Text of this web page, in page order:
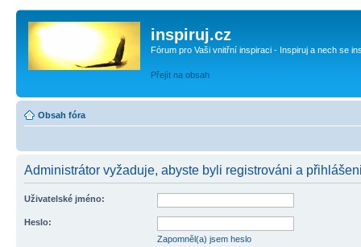
inspiruj.cz
Fórum pro Vaši vnitřní inspiraci - Inspiruj a nech se
Přejít na obsah
Obsah fóra
Administrátor vyžaduje, abyste byli registrováni a
Uživatelské jméno:
Heslo:
Zapomněl(a) jsem heslo